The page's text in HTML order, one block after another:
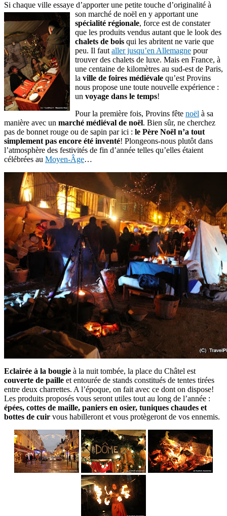
Si chaque ville essaye d’apporter une petite touche d’originalité à
son marché de noël en y apportant une
spécialité régionale, force est de constater
que les produits vendus autant que le look des
chalets de bois qui les abritent ne varie que
peu. Il faut aller jusqu’en Allemagne pour
trouver des chalets de luxe. Mais en France, à
une centaine de kilomètres au sud-est de Paris,
la ville de foires médiévale qu’est Provins
nous propose une toute nouvelle expérience :
un voyage dans le temps!
Pour la première fois, Provins fête noël à sa
manière avec un marché médiéval de noël. Bien sûr, ne cherchez
pas de bonnet rouge ou de sapin par ici : le Père Noël n’a tout
simplement pas encore été inventé! Plongeons-nous plutôt dans
l’atmosphère des festivités de fin d’année telles qu’elles étaient
célébrées au Moyen-Âge…
Eclairée à la bougie à la nuit tombée, la place du Châtel est
couverte de paille et entourée de stands constitués de tentes tirées
entre deux charrettes. A l’époque, on fait avec ce dont on dispose!
Les produits proposés vous seront utiles tout au long de l’année :
épées, cottes de maille, paniers en osier, tuniques chaudes et
bottes de cuir vous habilleront et vous protègeront de vos ennemis.